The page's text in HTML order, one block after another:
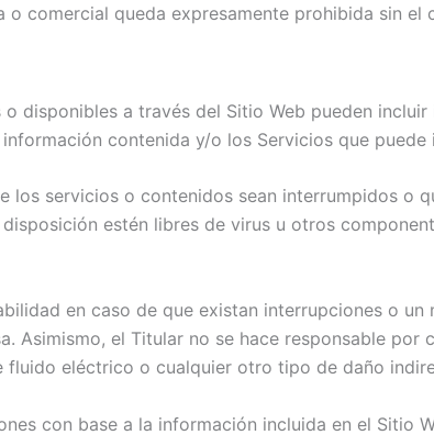
comercial queda expresamente prohibida sin
disponibles a través del Sitio Web pueden
contenida y/o los Servicios que
los servicios o contenidos sean interrumpidos o
estén libres de virus u otros
en caso de que existan interrupciones o
Asimismo, el Titular no se hace responsable
fluido eléctrico o cualquier otro tipo de daño
con base a la información incluida en el Sitio